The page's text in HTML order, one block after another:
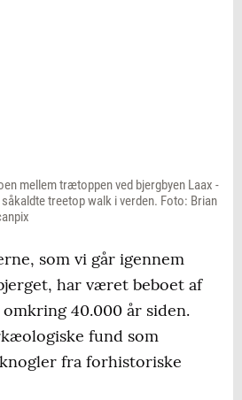
mellem trætoppen ved bjergbyen Laax -
treetop walk i verden. Foto: Brian
som vi går igennem
har været beboet af
40.000 år siden.
fund som
fra forhistoriske